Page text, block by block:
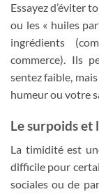
Essayez d’éviter
ou les « huiles
ingrédients
commerce). Ils
sentez faible,
humeur ou votre
Le surpoids et
La timidité est
difficile pour
sociales ou de